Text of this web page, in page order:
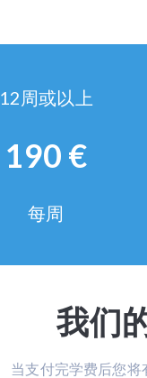
12周或以上
190 €
每周
我们
当支付完学费后您将